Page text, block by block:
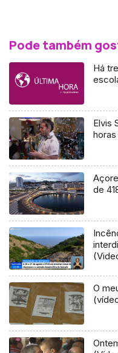
Pode também
Há
Elvis
de
O